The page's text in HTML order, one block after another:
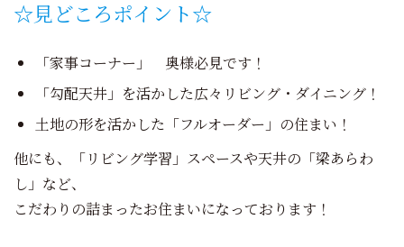
☆見どころポイント☆
「家事コーナー」 奥様必見です！
「勾配天井」を活かした広々リビング・ダイニング！
土地の形を活かした「フルオーダー」の住まい！
他にも、「リビング学習」スペースや天井の「梁あらわ
し」など、
こだわりの詰まったお住まいになっております！